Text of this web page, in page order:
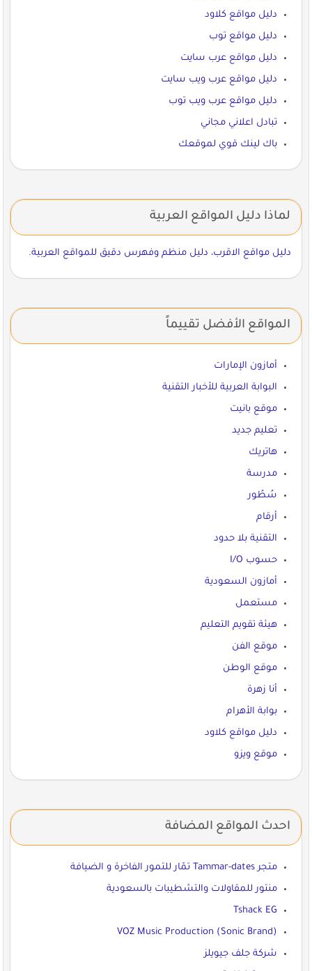
دليل مواقع كلاود
دليل مواقع توب
دليل مواقع عرب سايت
دليل مواقع عرب ويب سايت
دليل مواقع عرب ويب توب
تبادل اعلاني مجاني
باك لينك قوي لموقعك
لماذا دليل المواقع العربية
دليل مواقع الاقرب، دليل منظم وفهرس دقيق للمواقع العربية.
المواقع الأفضل تقييماً
أمازون الإمارات
البوابة العربية للأخبار التقنية
موقع بانيت
تعليم جديد
هاتريك
مدرسة
سُطُور
أرقام
التقنية بلا حدود
حسوب I/O
أمازون السعودية
مستعمل
هيئة تقويم التعليم
موقع الفن
موقع الوطن
أنا زهرة
بوابة الأهرام
دليل مواقع كلاود
موقع ويزو
احدث المواقع المضافة
متجر Tammar-dates تمّار للتمور الفاخرة و الضيافة
منتور للمقاولات والتشطيبات بالسعودية
Tshack EG
VOZ Music Production (Sonic Brand)
شركة جلف جيويلز